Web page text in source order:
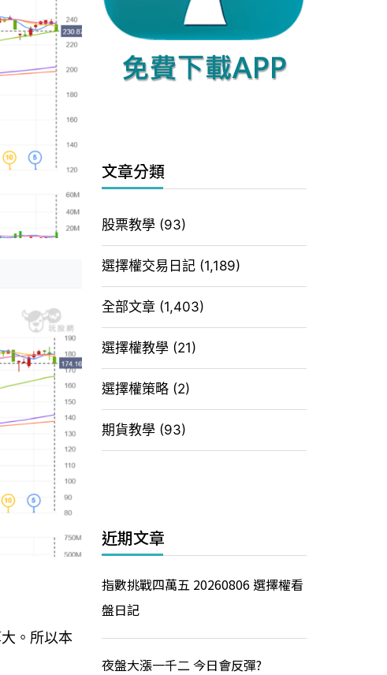
。所以本
文章分類
股票教學 (93)
選擇權交易日記 (1,189)
全部文章 (1,403)
選擇權教學 (21)
選擇權策略 (2)
期貨教學 (93)
近期文章
指數挑戰四萬五 20260806 選擇權看
盤日記
夜盤大漲一千二 今日會反彈?